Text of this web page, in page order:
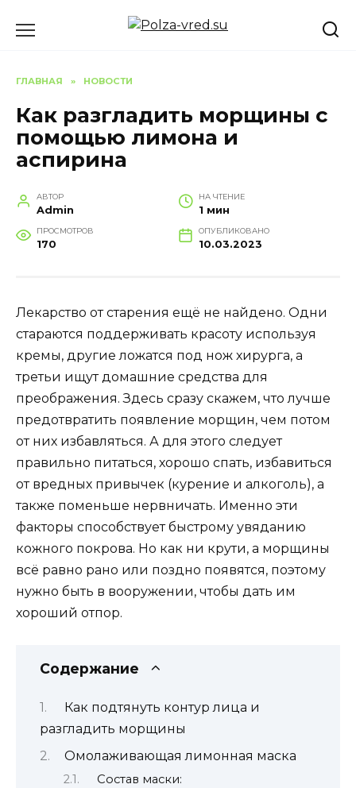
ГЛАВНАЯ » НОВОСТИ
Как разгладить морщины с
помощью лимона и
аспирина
АВТОР
Admin
НА ЧТЕНИЕ
1 мин
ПРОСМОТРОВ
170
ОПУБЛИКОВАНО
10.03.2023
Лекарство от старения ещё не найдено. Одни
стараются поддерживать красоту используя
кремы, другие ложатся под нож хирурга, а
третьи ищут домашние средства для
преображения. Здесь сразу скажем, что лучше
предотвратить появление морщин, чем потом
от них избавляться. А для этого следует
правильно питаться, хорошо спать, избавиться
от вредных привычек (курение и алкоголь), а
также поменьше нервничать. Именно эти
факторы способствует быстрому увяданию
кожного покрова. Но как ни крути, а морщины
всё равно рано или поздно появятся, поэтому
нужно быть в вооружении, чтобы дать им
хороший отпор.
Содержание
Как подтянуть контур лица и
разгладить морщины
Омолаживающая лимонная маска
Состав маски: